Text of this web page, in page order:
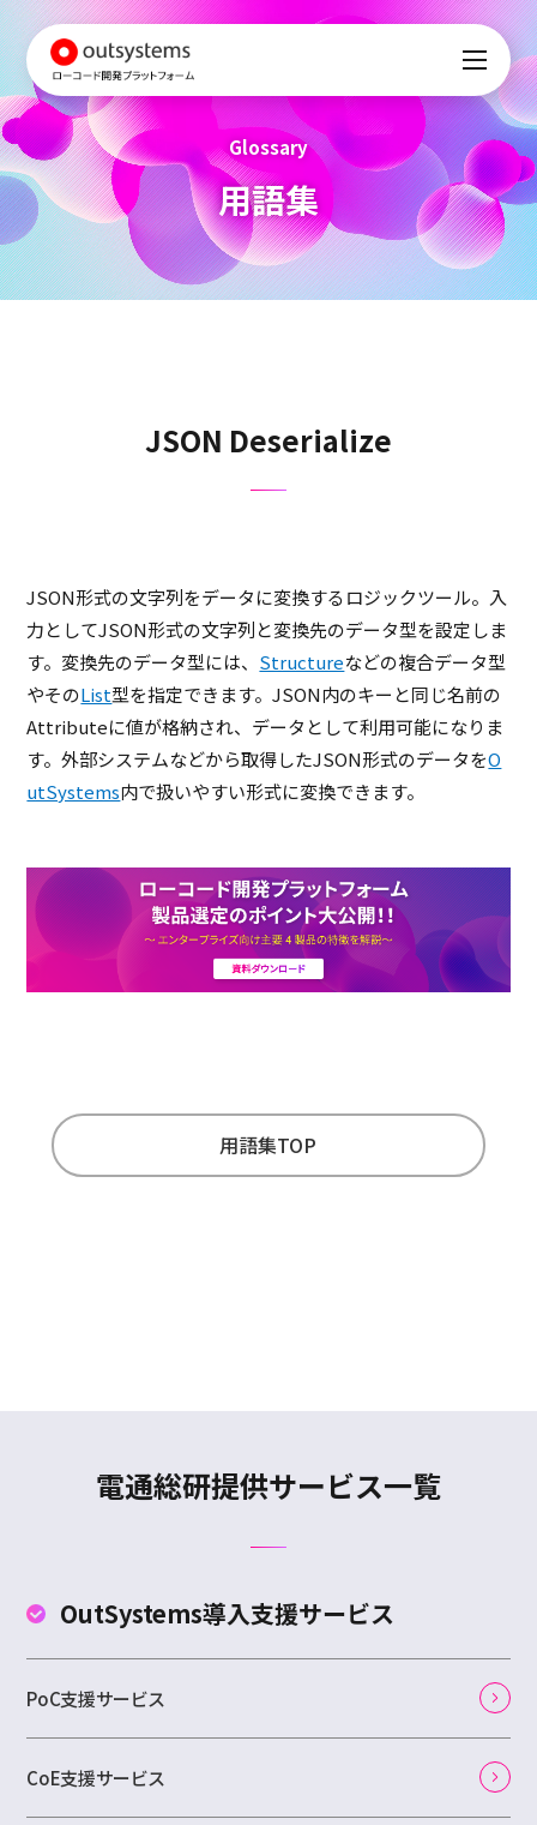
Glossary
用語集
JSON Deserialize
JSON形式の文字列をデータに変換するロジックツール。入
力としてJSON形式の文字列と変換先のデータ型を設定しま
す。変換先のデータ型には、 Structureなどの複合データ型
やそのList型を指定できます。JSON内のキーと同じ名前の
Attributeに値が格納され、データとして利用可能になりま
す。外部システムなどから取得したJSON形式のデータをO
utSystems内で扱いやすい形式に変換できます。
用語集TOP
電通総研提供サービス一覧
OutSystems導入支援サービス
PoC支援サービス
CoE支援サービス